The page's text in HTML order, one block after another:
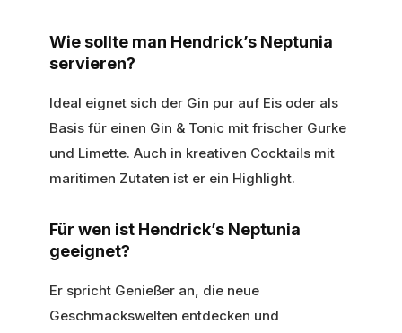
Wie sollte man Hendrick’s Neptunia
servieren?
Ideal eignet sich der Gin pur auf Eis oder als
Basis für einen Gin & Tonic mit frischer Gurke
und Limette. Auch in kreativen Cocktails mit
maritimen Zutaten ist er ein Highlight.
Für wen ist Hendrick’s Neptunia
geeignet?
Er spricht Genießer an, die neue
Geschmackswelten entdecken und